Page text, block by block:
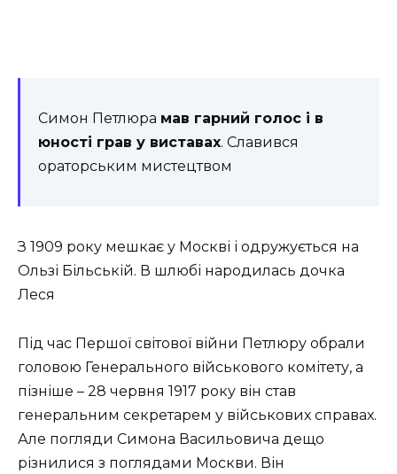
Симон Петлюра мав гарний голос і в
юності грав у виставах. Славився
ораторським мистецтвом
З 1909 року мешкає у Москві і одружується на
Ользі Більській. В шлюбі народилась дочка
Леся
Під час Першої світової війни Петлюру обрали
головою Генерального військового комітету, а
пізніше – 28 червня 1917 року він став
генеральним секретарем у військових справах.
Але погляди Симона Васильовича дещо
різнилися з поглядами Москви. Він